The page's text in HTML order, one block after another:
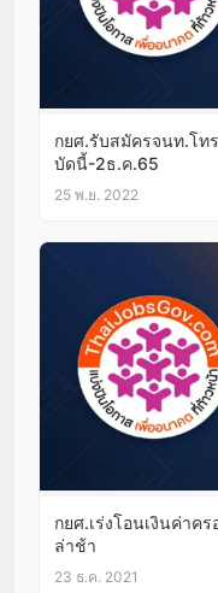
กยศ.รับสมัครจนท.โท
บัดนี้-2ธ.ค.65
25 พ.ย. 2022
กยศ.เร่งโอนเงินค่าค
ล่าช้า
23 ธ.ค. 2021